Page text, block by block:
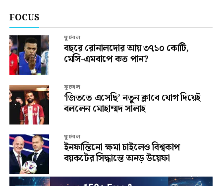
FOCUS
ফুটবল
বছরে রোনালদোর আয় ৩৭১০ কোটি,
মেসি-এমবাপে কত পান?
ফুটবল
‘জিততে এসেছি’ নতুন ক্লাবে যোগ দিয়েই
বললেন মোহাম্মদ সালাহ
ফুটবল
ইনফান্তিনো ক্ষমা চাইলেও বিশ্বকাপ
বয়কটের সিদ্ধান্তে অনড় উয়েফা